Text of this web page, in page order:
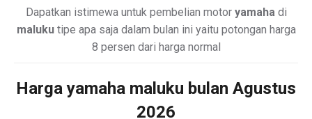
Dapatkan istimewa untuk pembelian motor yamahadi
malukutipe apa saja dalam bulan ini yaitu potongan harga
8 persen dari harga normal
Harga yamaha maluku bulan Agustus
2026